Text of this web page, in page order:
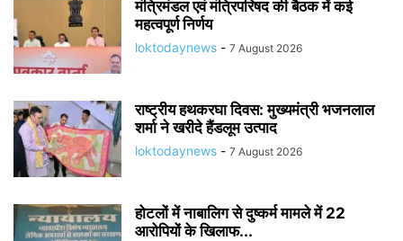
मंत्रिमंडल एवं मंत्रिपरिषद की बैठक में कई
महत्वपूर्ण निर्णय
loktodaynews - 7 August 2026
राष्ट्रीय हथकरघा दिवस: मुख्यमंत्री भजनलाल
शर्मा ने खरीदे हैंडलूम उत्पाद
loktodaynews - 7 August 2026
होटलों में नाबालिग से दुष्कर्म मामले में 22
आरोपियों के खिलाफ...